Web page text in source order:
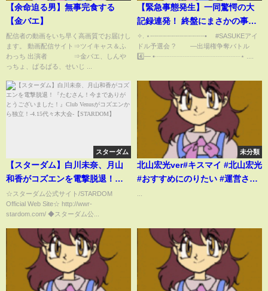
【余命迫る男】無事完食する
【金バエ】
配信者の動画をいち早く高画質でお届けし
ます。 動画配信サイト⇒ツイキャス＆ふ
わっち 出演者 ⇒金バエ、しんや
っちょ、ぱるぱる、せいじ ...
【緊急事態発生】一同驚愕の大
記録連発！ 終盤にまさかの事態
が！？ 【SASUKEアイドル予選
会＃４】
✧. ⋆┈┈┈┈┈┈┈┈┈┈┈┈┈• #SASUKEアイ
ドル予選会 ? ―出場権争奪バトル
4️⃣― •┈┈┈┈┈┈┈┈┈┈┈┈┈⋆ ....
スターダム
【スターダム】白川未奈、月山
和香がコズエンを電撃脱退！
『たむさん！今までありがとう
ございました！』Club Venusが
コズエンから独立！-4.15代々木
大会-【STARDOM】
☆スターダム公式サイト/STARDOM
Official Web Site☆ http://wwr-
stardom.com/ ◆スターダム公...
未分類
北山宏光ver#キスマイ #北山宏光
#おすすめにのりたい #運営さん